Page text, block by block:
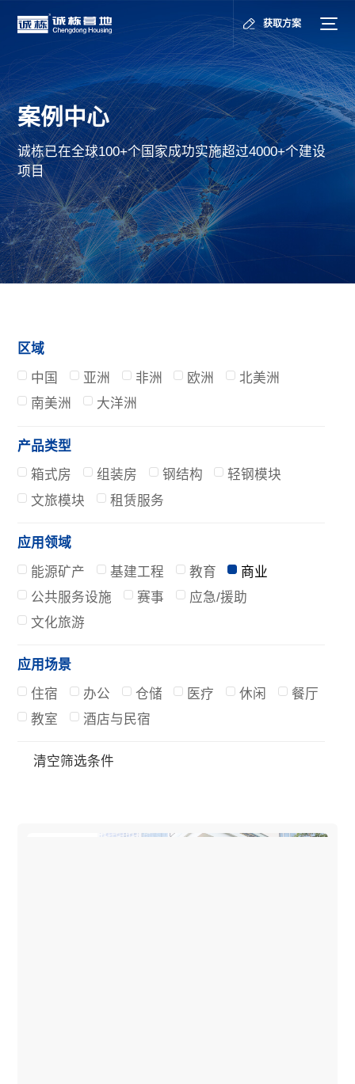
获取方案
案例中心
诚栋已在全球100+个国家成功实施超过4000+个建设
项目
区域
中国
亚洲 非洲 欧洲
北美洲
南美洲
大洋洲
产品类型
箱式房
组装房 钢结构
轻钢模块
文旅模块
租赁服务
应用领域
能源矿产
基建工程 教育
商业
公共服务设施
赛事
应急/援助
文化旅游
应用场景
住宿
办公 仓储 医疗 休闲
餐厅
教室
酒店与民宿
清空筛选条件